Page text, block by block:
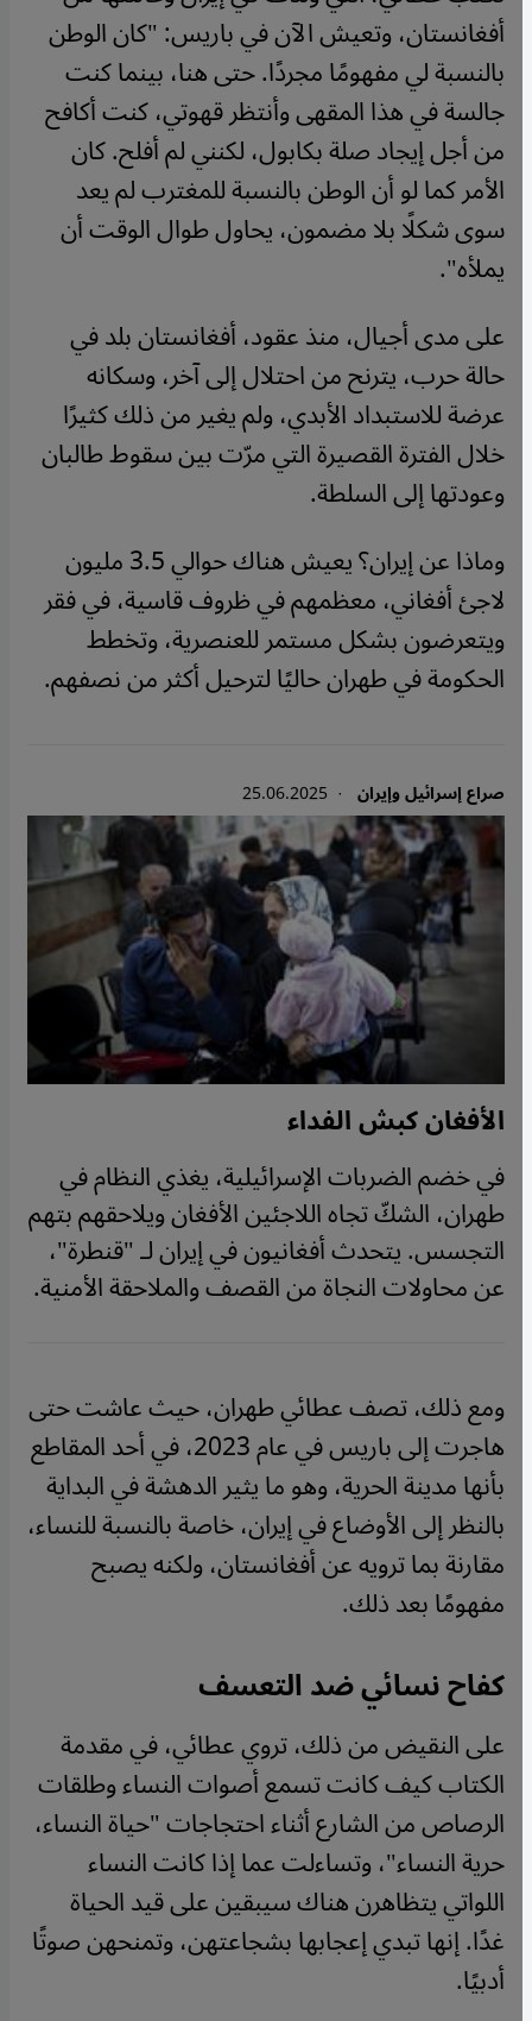
أفغانستان، وتعيش الآن في باريس: "كان الوطن
بالنسبة لي مفهومًا مجردًا. حتى هنا، بينما كنت
جالسة في هذا المقهى وأنتظر قهوتي، كنت أكافح
من أجل إيجاد صلة بكابول، لكنني لم أفلح. كان
الأمر كما لو أن الوطن بالنسبة للمغترب لم يعد
سوى شكلًا بلا مضمون، يحاول طوال الوقت أن
يملأه".
على مدى أجيال، منذ عقود، أفغانستان بلد في
حالة حرب، يترنح من احتلال إلى آخر، وسكانه
عرضة للاستبداد الأبدي، ولم يغير من ذلك كثيرًا
خلال الفترة القصيرة التي مرّت بين سقوط طالبان
وعودتها إلى السلطة.
وماذا عن إيران؟ يعيش هناك حوالي 3.5 مليون
لاجئ أفغاني، معظمهم في ظروف قاسية، في فقر
ويتعرضون بشكل مستمر للعنصرية، وتخطط
الحكومة في طهران حاليًا لترحيل أكثر من نصفهم.
صراع إسرائيل وإيران · 25.06.2025
الأفغان كبش الفداء
في خضم الضربات الإسرائيلية، يغذي النظام في
طهران، الشكّ تجاه اللاجئين الأفغان ويلاحقهم بتهم
التجسس. يتحدث أفغانيون في إيران لـ "قنطرة"،
عن محاولات النجاة من القصف والملاحقة الأمنية.
ومع ذلك، تصف عطائي طهران، حيث عاشت حتى
هاجرت إلى باريس في عام 2023، في أحد المقاطع
بأنها مدينة الحرية، وهو ما يثير الدهشة في البداية
بالنظر إلى الأوضاع في إيران، خاصة بالنسبة للنساء،
مقارنة بما ترويه عن أفغانستان، ولكنه يصبح
مفهومًا بعد ذلك.
كفاح نسائي ضد التعسف
على النقيض من ذلك، تروي عطائي، في مقدمة
الكتاب كيف كانت تسمع أصوات النساء وطلقات
الرصاص من الشارع أثناء احتجاجات "حياة النساء،
حرية النساء"، وتساءلت عما إذا كانت النساء
اللواتي يتظاهرن هناك سيبقين على قيد الحياة
غدًا. إنها تبدي إعجابها بشجاعتهن، وتمنحهن صوتًا
أدبيًا.